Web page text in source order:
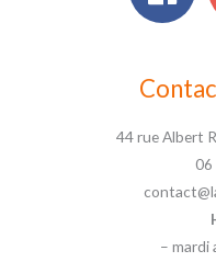
44 rue Albert
06
– mardi